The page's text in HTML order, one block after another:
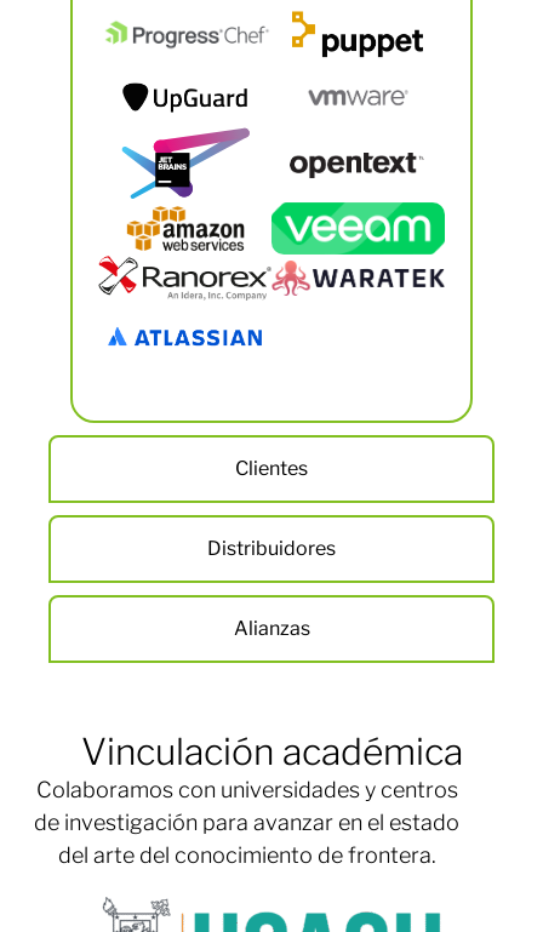
Clientes
Distribuidores
Alianzas
Vinculación académica
Colaboramos con universidades y centros
de investigación para avanzar en el estado
del arte del conocimiento de frontera.